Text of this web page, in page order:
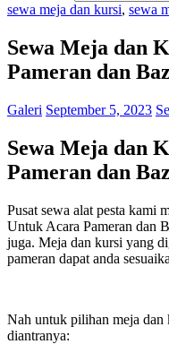
sewa meja dan kursi, sewa
Sewa Meja dan
Pameran dan
Galeri September 5, 2023
Sewa Meja dan
Pameran dan
Pusat sewa alat pesta kami
Untuk Acara Pameran dan
juga. Meja dan kursi yang
pameran dapat anda
Nah untuk pilihan meja dan
diantranya: